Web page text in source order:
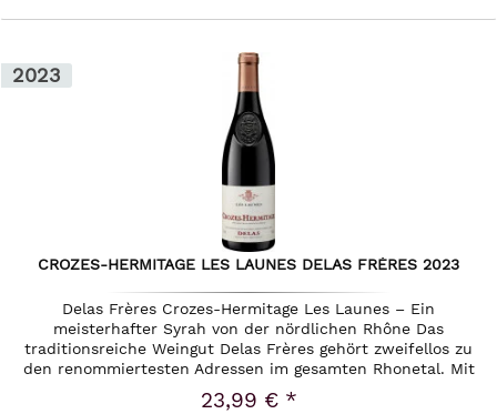
2023
CROZES-HERMITAGE LES LAUNES DELAS FRÈRES 2023
Delas Frères Crozes-Hermitage Les Launes – Ein
meisterhafter Syrah von der nördlichen Rhône Das
traditionsreiche Weingut Delas Frères gehört zweifellos zu
den renommiertesten Adressen im gesamten Rhonetal. Mit
einer bewegten Geschichte,...
23,99 € *